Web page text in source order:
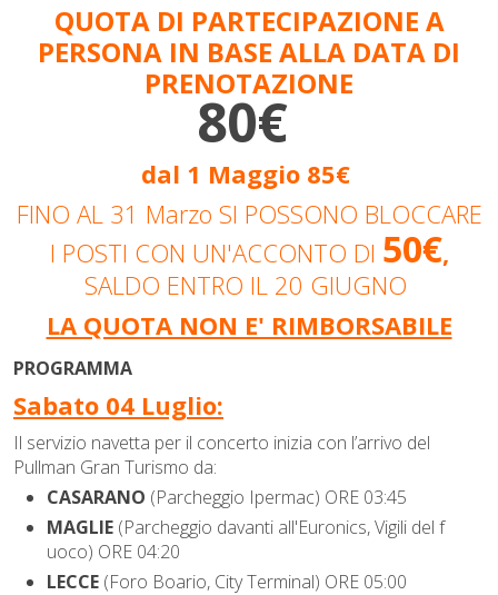
QUOTA DI PARTECIPAZIONE A
PERSONA IN BASE ALLA DATA DI
PRENOTAZIONE
80€
dal 1 Maggio 85€
FINO AL 31 Marzo SI POSSONO BLOCCARE
I POSTI CON UN'ACCONTO DI 50€,
SALDO ENTRO IL 20 GIUGNO
LA QUOTA NON E' RIMBORSABILE
PROGRAMMA
Sabato 04 Luglio:
Il servizio navetta per il concerto inizia con l’arrivo del
Pullman Gran Turismo da:
CASARANO (Parcheggio Ipermac) ORE 03:45
MAGLIE (Parcheggio davanti all'Euronics, Vigili del f
uoco) ORE 04:20
LECCE (Foro Boario, City Terminal) ORE 05:00